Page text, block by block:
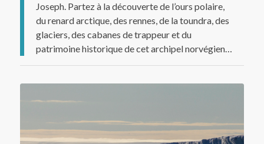
Joseph. Partez à la découverte de l’ours polaire,
du renard arctique, des rennes, de la toundra, des
glaciers, des cabanes de trappeur et du
patrimoine historique de cet archipel norvégien…